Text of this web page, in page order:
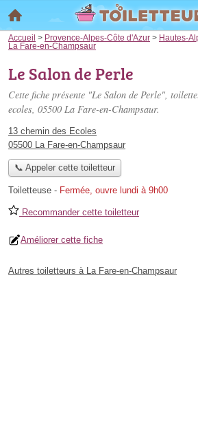
Accueil > Provence-Alpes-Côte d'Azur > Hautes-
La Fare-en-Champsaur
Le Salon de Perle
Cette fiche présente "Le Salon de Perle",
ecoles, 05500 La Fare-en-Champsaur.
13 chemin des Ecoles
05500 La Fare-en-Champsaur
📞 Appeler cette toiletteur
Toiletteuse - Fermée, ouvre lundi à 9h00
Recommander cette toiletteur
Améliorer cette fiche
Autres toiletteurs à La Fare-en-Champsaur